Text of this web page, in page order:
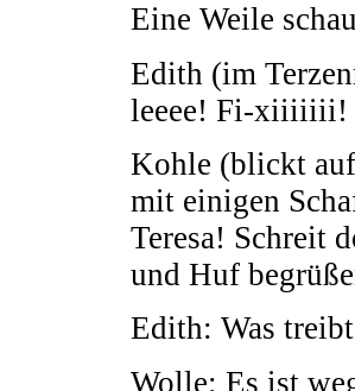
Eine Weile
Edith (im
leeee! Fi-xiiiiiii!
Kohle (blickt
mit einigen
Teresa! Schreit
und Huf
Edith: Was
Wolle: Es ist